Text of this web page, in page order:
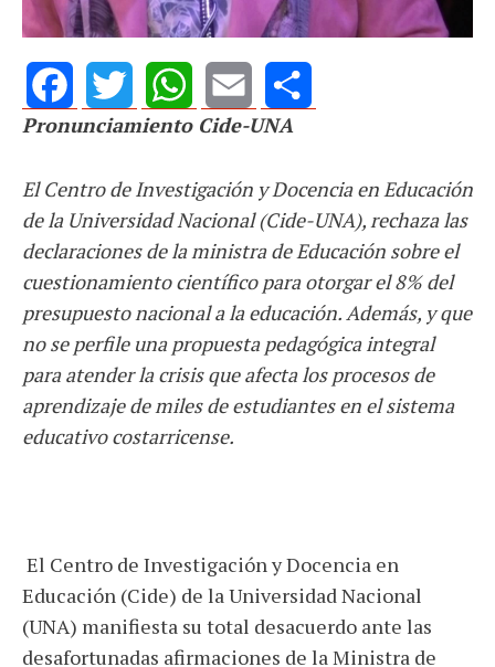
FacebookTwitterWhatsApp
Email Share
Pronunciamiento Cide-UNA
El Centro de Investigación y Docencia en Educación
de la Universidad Nacional (Cide-UNA), rechaza las
declaraciones de la ministra de Educación sobre el
cuestionamiento científico para otorgar el 8% del
presupuesto nacional a la educación. Además, y que
no se perfile una propuesta pedagógica integral
para atender la crisis que afecta los procesos de
aprendizaje de miles de estudiantes en el sistema
educativo costarricense.
El Centro de Investigación y Docencia en
Educación (Cide) de la Universidad Nacional
(UNA) manifiesta su total desacuerdo ante las
desafortunadas afirmaciones de la Ministra de